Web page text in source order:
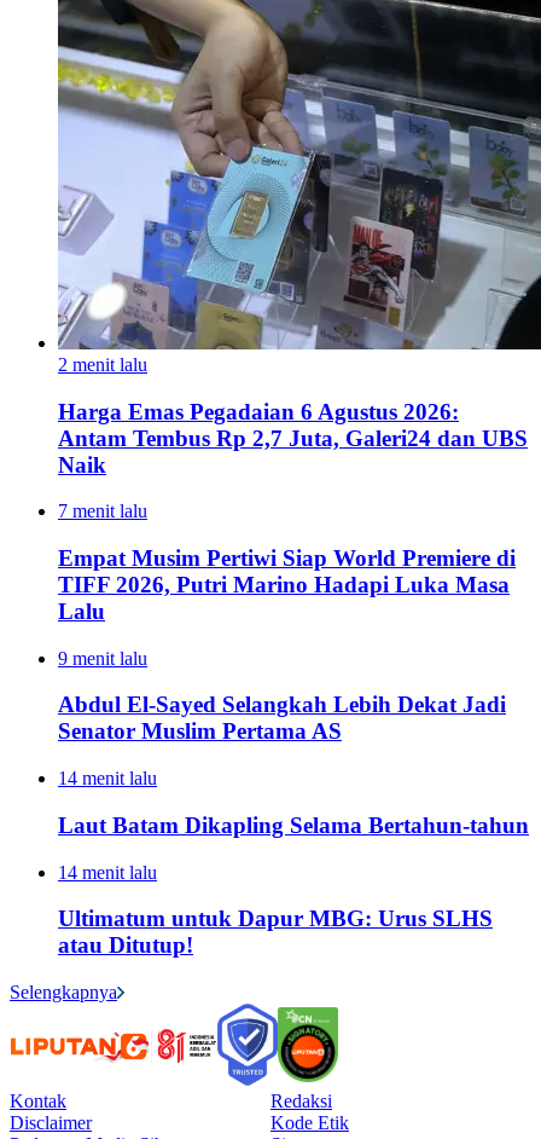
2 menit lalu
Harga Emas Pegadaian 6 Agustus 2026:
Antam Tembus Rp 2,7 Juta, Galeri24 dan UBS
Naik
7 menit lalu
Empat Musim Pertiwi Siap World Premiere di
TIFF 2026, Putri Marino Hadapi Luka Masa
Lalu
9 menit lalu
Abdul El-Sayed Selangkah Lebih Dekat Jadi
Senator Muslim Pertama AS
14 menit lalu
Laut Batam Dikapling Selama Bertahun-tahun
14 menit lalu
Ultimatum untuk Dapur MBG: Urus SLHS
atau Ditutup!
Selengkapnya
Kontak
Redaksi
Disclaimer
Kode Etik